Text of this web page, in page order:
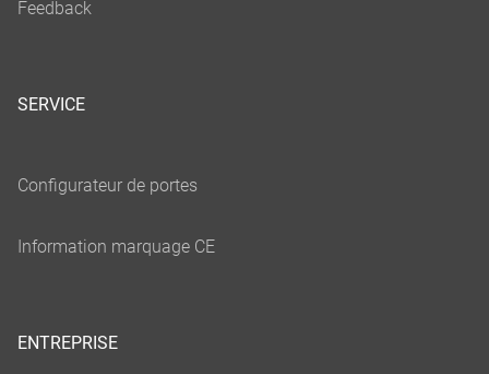
SERVICE
ENTREPRISE